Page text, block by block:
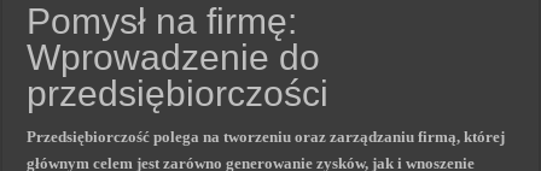
Pomysł na firmę:
Wprowadzenie do
przedsiębiorczości
Przedsiębiorczość polega na tworzeniu oraz zarządzaniu firmą, której
głównym celem jest zarówno generowanie zysków, jak i wnoszenie